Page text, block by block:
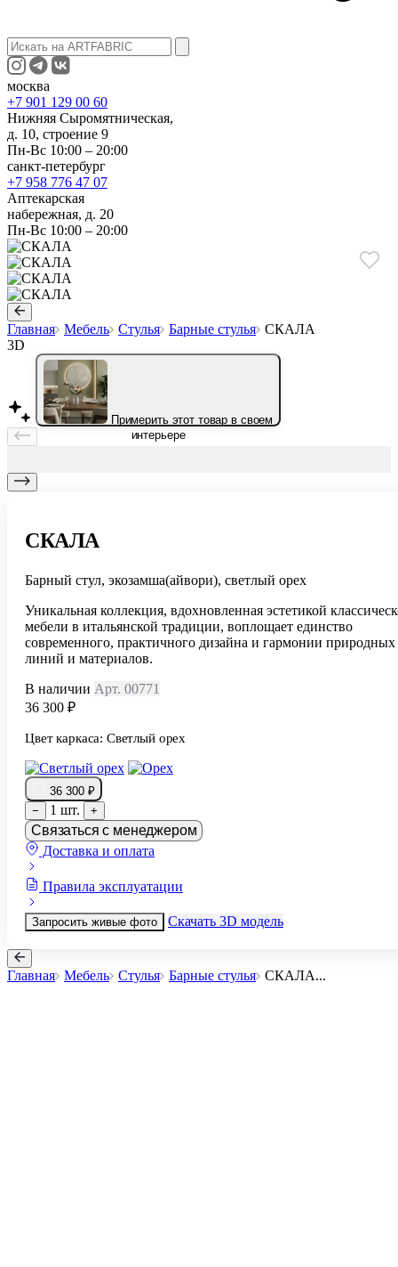
москва
+7 901 129 00 60
Нижняя Сыромятническая,
д. 10, строение 9
Пн-Вс 10:00 – 20:00
санкт-петербург
+7 958 776 47 07
Аптекарская
набережная, д. 20
Пн-Вс 10:00 – 20:00
Главная Мебель Стулья Барные стулья СКАЛА
3D
Примерить этот товар в своем
интерьере
СКАЛА
Барный стул, экозамша(айвори), светлый орех
Уникальная коллекция, вдохновленная эстетикой
мебели в итальянской традиции, воплощает единство
современного, практичного дизайна и гармонии природных
линий и материалов.
В наличии Арт. 00771
36 300 ₽
Цвет каркаса: Светлый орех
36 300 ₽
−
1 шт. +
Связаться с менеджером
Доставка и оплата
Правила эксплуатации
Запросить живые фото Скачать 3D модель
Главная Мебель Стулья Барные стулья СКАЛА...